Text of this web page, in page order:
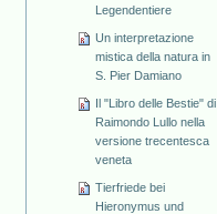
Legendentiere
Un interpretazione
mistica della natura in
S. Pier Damiano
Il "Libro delle Bestie" di
Raimondo Lullo nella
versione trecentesca
veneta
Tierfriede bei
Hieronymus und